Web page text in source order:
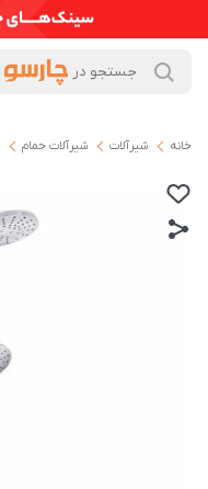
خانه شیرآلات شیرآلات حمام